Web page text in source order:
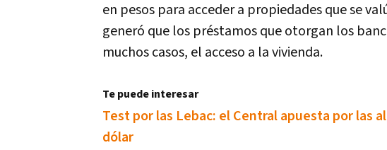
en pesos para acceder a propiedades que se
generó que los préstamos que otorgan los
muchos casos, el acceso a la vivienda.
Te puede interesar
Test por las Lebac: el Central apuesta por las
dólar